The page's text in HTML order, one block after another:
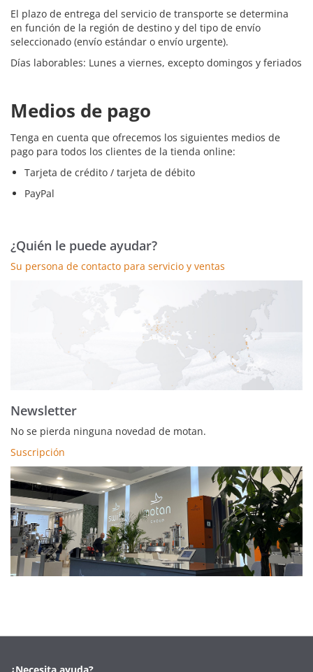
El plazo de entrega del servicio de transporte se determina
en función de la región de destino y del tipo de envío
seleccionado (envío estándar o envío urgente).
Días laborables: Lunes a viernes, excepto domingos y feriados
Medios de pago
Tenga en cuenta que ofrecemos los siguientes medios de
pago para todos los clientes de la tienda online:
Tarjeta de crédito / tarjeta de débito
PayPal
¿Quién le puede ayudar?
Su persona de contacto para servicio y ventas
Newsletter
No se pierda ninguna novedad de motan.
Suscripción